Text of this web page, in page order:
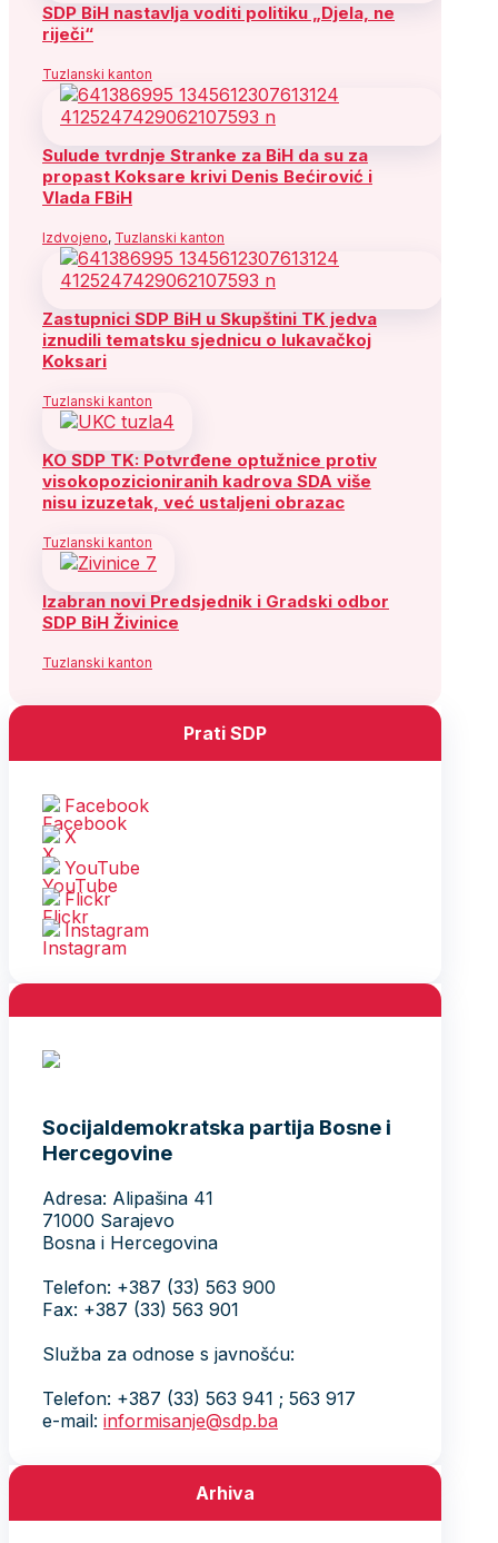
SDP BiH nastavlja voditi politiku „Djela, ne
riječi“
Tuzlanski kanton
Sulude tvrdnje Stranke za BiH da su za
propast Koksare krivi Denis Bećirović i
Vlada FBiH
Izdvojeno, Tuzlanski kanton
Zastupnici SDP BiH u Skupštini TK jedva
iznudili tematsku sjednicu o lukavačkoj
Koksari
Tuzlanski kanton
KO SDP TK: Potvrđene optužnice protiv
visokopozicioniranih kadrova SDA više
nisu izuzetak, već ustaljeni obrazac
Tuzlanski kanton
Izabran novi Predsjednik i Gradski odbor
SDP BiH Živinice
Tuzlanski kanton
Prati SDP
Facebook
X
YouTube
Flickr
Instagram
Socijaldemokratska partija Bosne i
Hercegovine
Adresa: Alipašina 41
71000 Sarajevo
Bosna i Hercegovina
Telefon: +387 (33) 563 900
Fax: +387 (33) 563 901
Služba za odnose s javnošću:
Telefon: +387 (33) 563 941 ; 563 917
e-mail: informisanje@sdp.ba
Arhiva